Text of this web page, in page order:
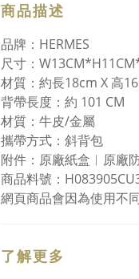
商品描述
品牌：HERMES
尺寸：
材質：約長18cm X 高
背帶長度：約 101 CM
材質：牛皮/金屬
攜帶方式：斜背包
附件：原廠紙盒︱原廠
商品料號：
網頁商品會因為使用不
了解更多